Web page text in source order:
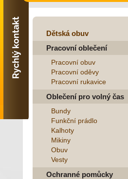
Dětská obuv
Pracovní oblečení
Pracovní obuv
Pracovní oděvy
Pracovní rukavice
Oblečení pro volný čas
Bundy
Funkční prádlo
Kalhoty
Mikiny
Obuv
Vesty
Ochranné pomůcky
731 482 530
info@odevy-pilar.cz
Provozovna:
Hradec Králové
Provozovna:
Hradec Králové